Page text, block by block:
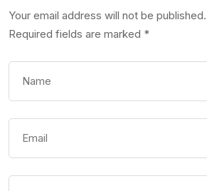
Your email address will not be published.
Required fields are marked *